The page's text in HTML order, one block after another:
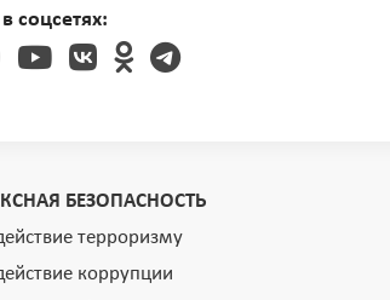
соцсетях:
БЕЗОПАСНОСТЬ
терроризму
коррупции